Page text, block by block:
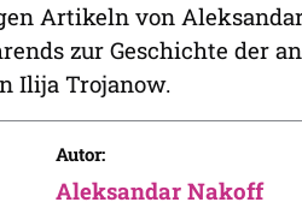
Artikeln von
zur Geschichte der
Ilija Trojanow.
Autor:
Aleksandar Nakoff